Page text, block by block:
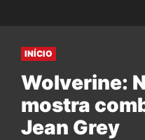
INÍCIO
Wolverine:
mostra
Jean Grey